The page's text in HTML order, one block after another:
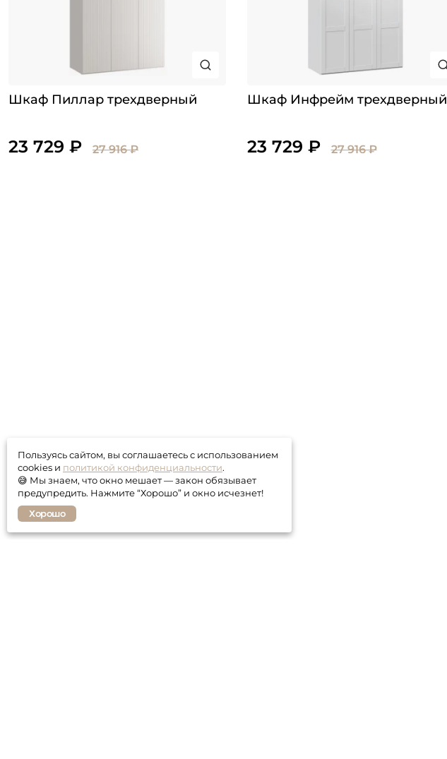
Шкаф Пиллар трехдверный
23 729 ₽ 27 916 ₽
Шкаф Инфрейм трехдверный
23 729 ₽ 27 916 ₽
Пользуясь сайтом, вы соглашаетесь с использованием
cookies и политикой конфиденциальности.
😅 Мы знаем, что окно мешает — закон обязывает
предупредить. Нажмите “Хорошо” и окно исчезнет!
Хорошо